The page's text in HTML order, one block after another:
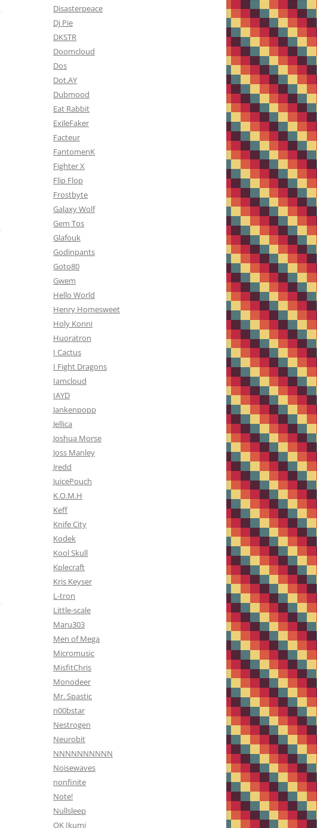
Disasterpeace
Dj Pie
DKSTR
Doomcloud
Dos
Dot.AY
Dubmood
Eat Rabbit
ExileFaker
Facteur
FantomenK
Fighter X
Flip Flop
Frostbyte
Galaxy Wolf
Gem Tos
Glafouk
Godinpants
Goto80
Gwem
Hello World
Henry Homesweet
Holy Konni
Huoratron
I Cactus
I Fight Dragons
Iamcloud
IAYD
Jankenpopp
Jellica
Joshua Morse
Joss Manley
Jredd
JuicePouch
K.O.M.H
Keff
Knife City
Kodek
Kool Skull
Kplecraft
Kris Keyser
L-tron
Little-scale
Maru303
Men of Mega
Micromusic
MisfitChris
Monodeer
Mr. Spastic
n00bstar
Nestrogen
Neurobit
NNNNNNNNNN
Noisewaves
nonfinite
Note!
Nullsleep
OK Ikumi